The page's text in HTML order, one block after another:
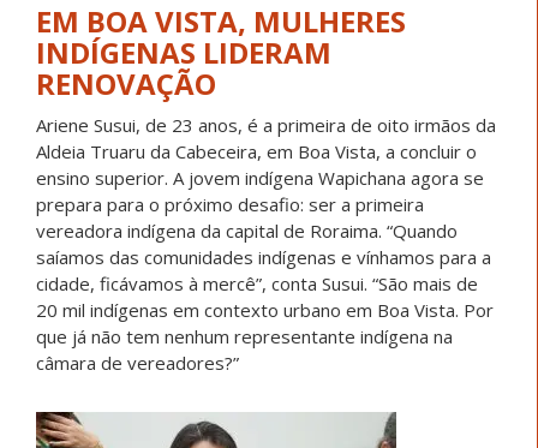
EM BOA VISTA, MULHERES
INDÍGENAS LIDERAM
RENOVAÇÃO
Ariene Susui, de 23 anos, é a primeira de oito irmãos da
Aldeia Truaru da Cabeceira, em Boa Vista, a concluir o
ensino superior. A jovem indígena Wapichana agora se
prepara para o próximo desafio: ser a primeira
vereadora indígena da capital de Roraima. “Quando
saíamos das comunidades indígenas e vínhamos para a
cidade, ficávamos à mercê”, conta Susui. “São mais de
20 mil indígenas em contexto urbano em Boa Vista. Por
que já não tem nenhum representante indígena na
câmara de vereadores?”